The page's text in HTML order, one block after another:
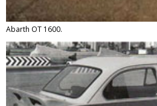
Abarth OT 1600.